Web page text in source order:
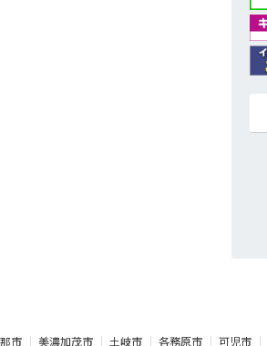
市 美濃加茂市 土岐市 各務原市 可児市